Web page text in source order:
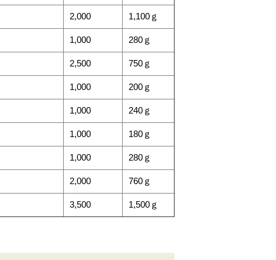
2,000 1,100ｇ
1,000 280ｇ
2,500 750ｇ
1,000 200ｇ
1,000 240ｇ
1,000 180ｇ
1,000 280ｇ
2,000 760ｇ
3,500 1,500ｇ